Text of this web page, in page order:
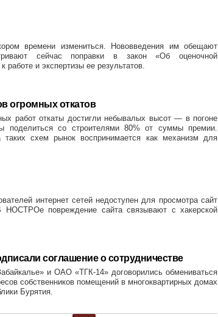
времени измениться. Нововведения им обещают
сейчас поправки в закон «Об оценочной
работе и экспертизы ее результатов.
огромных откатов
работ откаты достигли небывалых высот — в погоне
поделиться со строителями 80% от суммы премии.
таких схем рынок воспринимается как механизм для
интернет сетей недоступен для просмотра сайт
НОСТРОе повреждение сайта связывают с хакерской
соглашение о сотрудничестве
и ОАО «ТГК-14» договорились обмениваться
собственников помещений в многоквартирных домах
Бурятия.